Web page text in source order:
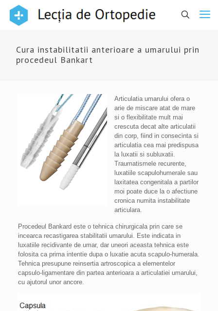
Cura instabilitatii anterioare a umarului prin
procedeul Bankart
Articulatia umarului ofera o
arie de miscare atat de mare
si o flexibilitate mult mai
crescuta decat alte articulatii
din corp, fiind in consecinta si
articulatia cea mai predispusa
la luxatii si subluxatii.
Traumatismele recurente,
luxatiile scapulohumerale sau
laxitatea congenitala a partilor
moi poate duce la o afectiune
cronica numita instabilitate
articulara.
Procedeul Bankard este o tehnica chirurgicala prin care se
incearca recastigarea stabilitatii umarului. Este indicata in
luxatiile recidivante de umar, dar uneori aceasta tehnica este
folosita ca prima intentie dupa o luxatie acuta scapulo-humerala.
Tehnica presupune reinsertia artroscopica a elementelor
capsulo-ligamentare din partea anterioara a articulatiei umarului,
cu ajutorul unor ancore.